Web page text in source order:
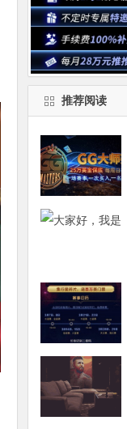
推荐阅读